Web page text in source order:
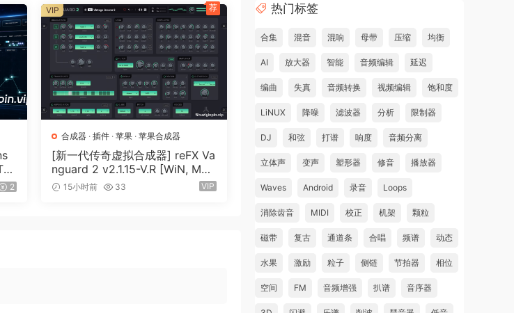
to start writing and sharing music,
For those not yet comfortable with
process. Magnetic Layout, which keeps
make it easy to get professional
anywhere using your computer, iPad,
parts. And not just with notes
2
合成器 ·插件 ·苹果 ·苹果合成器
[新一代传奇虚拟合成器] reFX Va
nguard 2 v2.1.15-V.R [WiN, Mac
OSX]（184MB+240MB）
15小时前 33 VIP
VIP 荐 热门标签
合集 混音 混响 母带 压缩 均衡
AI 放大器 智能 音频编辑 延迟
编曲 失真 音频转换 视频编辑 饱和度
LiNUX 降噪 滤波器 分析 限制器
DJ 和弦 打谱 响度 音频分离
立体声 变声 塑形器 修音 播放器
Waves Android 录音 Loops
消除齿音 MIDI 校正 机架 颗粒
磁带 复古 通道条 合唱 频谱 动态
水果 激励 粒子 侧链 节拍器 相位
空间 FM 音频增强 扒谱 音序器